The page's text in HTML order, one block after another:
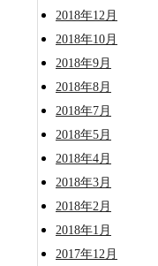
2018年12月
2018年10月
2018年9月
2018年8月
2018年7月
2018年5月
2018年4月
2018年3月
2018年2月
2018年1月
2017年12月